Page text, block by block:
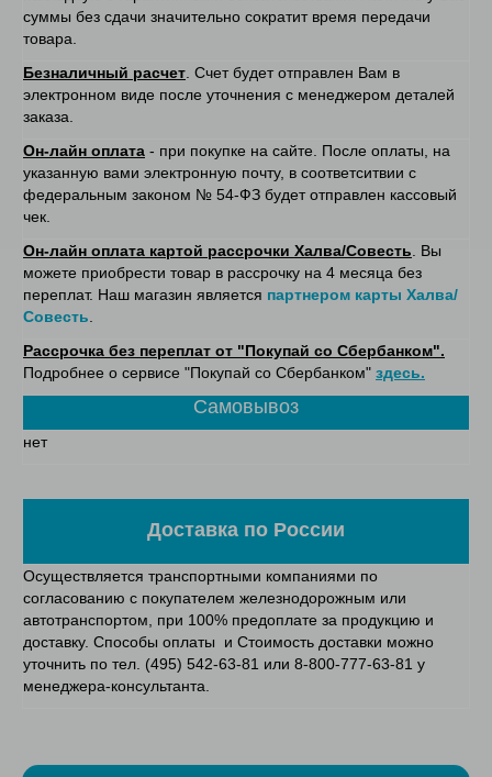
суммы без сдачи значительно сократит время передачи
товара.
Безналичный расчет . Счет будет отправлен Вам в
электронном виде после уточнения с менеджером деталей
заказа.
Он-лайн оплата - при покупке на сайте. После оплаты, на
указанную вами электронную почту, в соответситвии с
федеральным законом № 54-ФЗ будет отправлен кассовый
чек.
Он-лайн оплата картой рассрочки Халва/Совесть . Вы
можете приобрести товар в рассрочку на 4 месяца без
переплат. Наш магазин является партнером карты Халва/
Совесть
Рассрочка без переплат от "Покупай со Сбербанком".
Подробнее о сервисе "Покупай со Сбербанком" здесь.
Самовывоз
нет
Доставка по России
Осуществляется транспортными компаниями по
согласованию с покупателем железнодорожным или
автотранспортом, при 100% предоплате за продукцию и
доставку. Способы оплаты и Стоимость доставки можно
уточнить по тел. (495) 542-63-81 или 8-800-777-63-81 у
менеджера-консультанта.